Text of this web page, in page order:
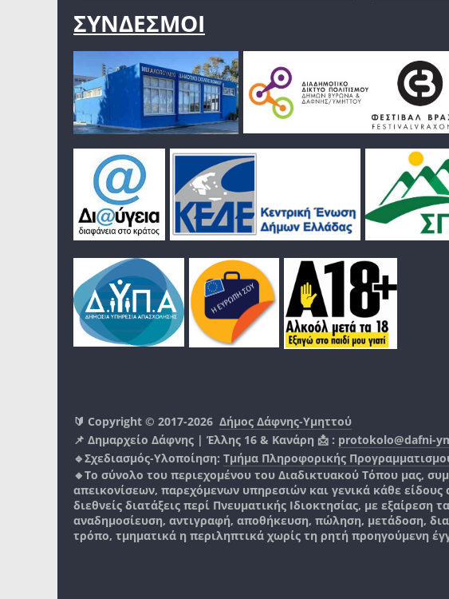
ΣΥΝΔΕΣΜΟΙ
🔰 Copyright © 2017-2026 Δήμος Δάφνης-Υμηττού
📌 Δημαρχείο Δάφνης | Έλλης 16 & Κανάρη 📩 : protokolo@dafni-
🔹Σχεδιασμός-Υλοποίηση: Τμήμα Πληροφορικής
🔸Το σύνολο του περιεχομένου του Διαδικτυακού Τόπου μας,
απεικονίσεων, παρεχόμενων υπηρεσιών και γενικά κάθε
διεθνείς διατάξεις περί Πνευματικής Ιδιοκτησίας, με
αναδημοσίευση, αντιγραφή, αποθήκευση, πώληση, μετάδοση,
τρόπο, τμηματικά η περιληπτικά χωρίς τη ρητή προηγούμενη